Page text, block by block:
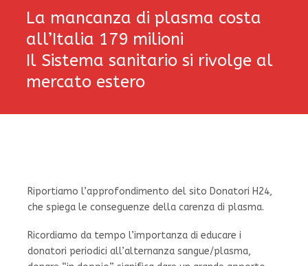
La mancanza di plasma costa
all’Italia 179 milioni
Il Sistema sanitario si rivolge al
mercato estero
Riportiamo l’approfondimento del sito Donatori H24,
che spiega le conseguenze della carenza di plasma.
Ricordiamo da tempo l’importanza di educare i
donatori periodici all’alternanza sangue/plasma,